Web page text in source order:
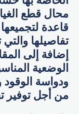
محال قطع
قاعدة
تفاصيلها
إضافة إلى
الوضعية
ودواسة الوقود
من أجل توفير